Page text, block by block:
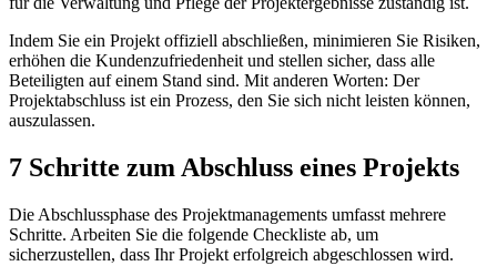
Indem Sie ein Projekt offiziell abschließen, minimieren Sie Risiken,
erhöhen die Kundenzufriedenheit und stellen sicher, dass alle
Beteiligten auf einem Stand sind. Mit anderen Worten: Der
Projektabschluss ist ein Prozess, den Sie sich nicht leisten können,
auszulassen.
7 Schritte zum Abschluss eines Projekts
Die Abschlussphase des Projektmanagements umfasst mehrere
Schritte. Arbeiten Sie die folgende Checkliste ab, um
sicherzustellen, dass Ihr Projekt erfolgreich abgeschlossen wird.